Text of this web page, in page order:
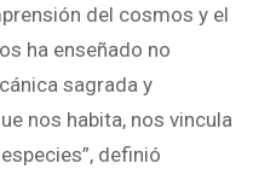
del cosmos y el
ha enseñado no
sagrada y
nos habita, nos vincula
definió